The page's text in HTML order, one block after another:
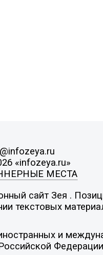
«infozeya.ru»
МЕСТА
сайт Зея .
текстовых
и